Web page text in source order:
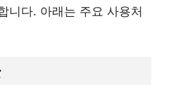
니다. 아래는 주요 사용처